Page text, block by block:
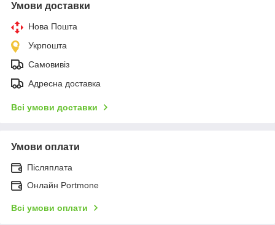
Умови доставки
Нова Пошта
Укрпошта
Самовивіз
Адресна доставка
Всі умови доставки
Умови оплати
Післяплата
Онлайн Portmone
Всі умови оплати